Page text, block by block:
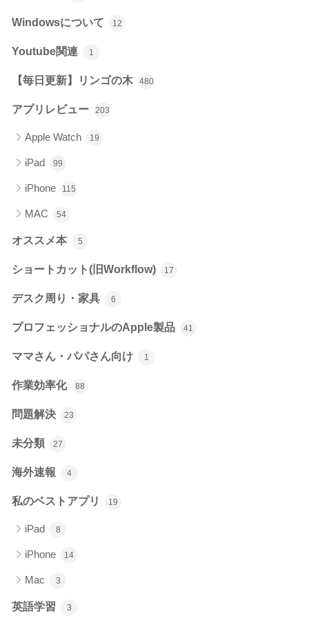
Windowsについて 12
Youtube関連 1
【毎日更新】リンゴの木 480
アプリレビュー 203
Apple Watch 19
iPad 99
iPhone 115
MAC 54
オススメ本 5
ショートカット(旧Workflow) 17
デスク周り・家具 6
プロフェッショナルのApple製品 41
ママさん・パパさん向け 1
作業効率化 88
問題解決 23
未分類 27
海外速報 4
私のベストアプリ 19
iPad 8
iPhone 14
Mac 3
英語学習 3